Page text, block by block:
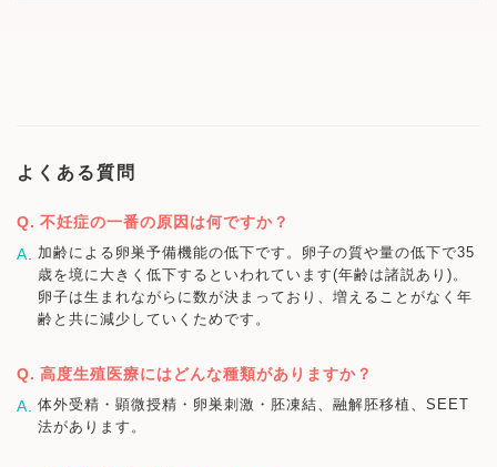
よくある質問
不妊症の一番の原因は何ですか？
加齢による卵巣予備機能の低下です。卵子の質や量の低下で35
歳を境に大きく低下するといわれています(年齢は諸説あり)。
卵子は生まれながらに数が決まっており、増えることがなく年
齢と共に減少していくためです。
高度生殖医療にはどんな種類がありますか？
体外受精・顕微授精・卵巣刺激・胚凍結、融解胚移植、SEET
法があります。